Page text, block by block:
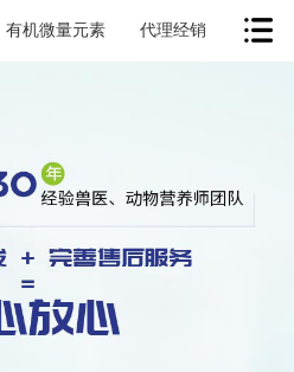
有机微量元素 代理经销